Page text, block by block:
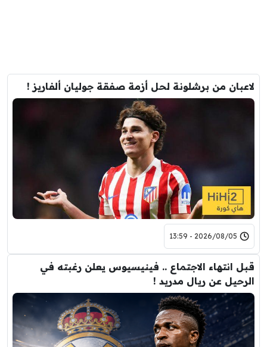
لاعبان من برشلونة لحل أزمة صفقة جوليان ألفاريز !
2026/08/05 - 13:59
قبل انتهاء الاجتماع .. فينيسيوس يعلن رغبته في
الرحيل عن ريال مدريد !